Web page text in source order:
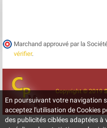
Marchand approuvé par la
vérifier.
Copyright © 2019
En poursuivant votre navigation
acceptez l'utilisation de Cookies
des publicités ciblées adaptées à